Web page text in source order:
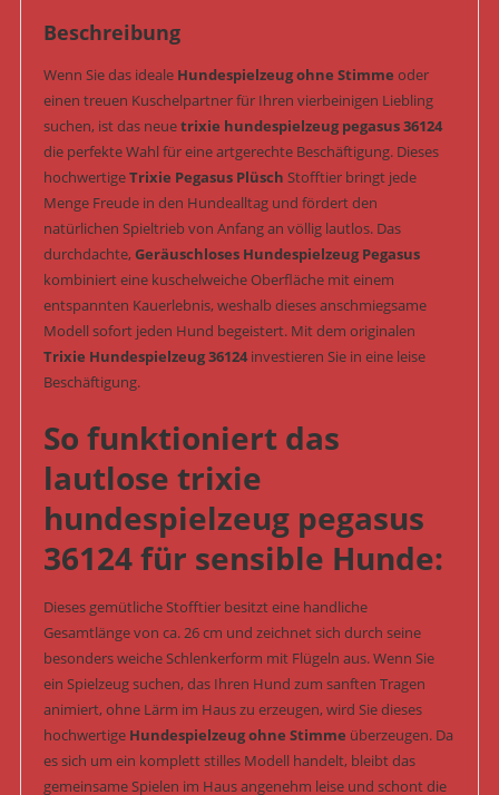
Beschreibung
Wenn Sie das ideale Hundespielzeug ohne Stimme oder
einen treuen Kuschelpartner für Ihren vierbeinigen Liebling
suchen, ist das neuetrixie hundespielzeug pegasus 36124
die perfekte Wahl für eine artgerechte Beschäftigung. Dieses
hochwertigeTrixie Pegasus Plüsch Stofftier bringt jede
Menge Freude in den Hundealltag und fördert den
natürlichen Spieltrieb von Anfang an völlig lautlos. Das
durchdachte,Geräuschloses Hundespielzeug Pegasus
kombiniert eine kuschelweiche Oberfläche mit einem
entspannten Kauerlebnis, weshalb dieses anschmiegsame
Modell sofort jeden Hund begeistert. Mit dem originalen
Trixie Hundespielzeug 36124investieren Sie in eine leise
Beschäftigung.
So funktioniert das
lautlose trixie
hundespielzeug pegasus
36124 für sensible Hunde:
Dieses gemütliche Stofftier besitzt eine handliche
Gesamtlänge von ca. 26 cm und zeichnet sich durch seine
besonders weiche Schlenkerform mit Flügeln aus. Wenn Sie
ein Spielzeug suchen, das Ihren Hund zum sanften Tragen
animiert, ohne Lärm im Haus zu erzeugen, wird Sie dieses
hochwertige Hundespielzeug ohne Stimme überzeugen. Da
es sich um ein komplett stilles Modell handelt, bleibt das
gemeinsame Spielen im Haus angenehm leise und schont die